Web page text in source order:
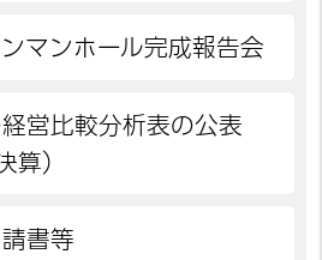
ンマンホール完成報告会
経営比較分析表の公表
算）
請書等